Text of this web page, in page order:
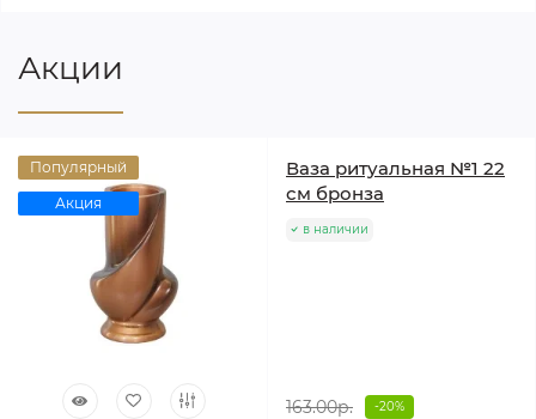
Акции
Популярный
Акция
Ваза ритуальная №1 22
см бронза
в наличии
163.00р. -20%